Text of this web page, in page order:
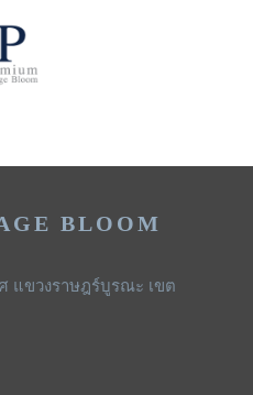
BLOOM
แขวงราษฎร์บูรณะ เขต